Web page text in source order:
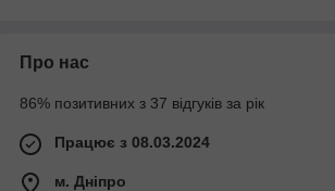
Про нас
86% позитивних з 37 відгуків за рік
Працює з 08.03.2024
м. Дніпро